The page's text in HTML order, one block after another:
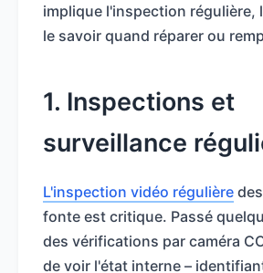
implique l'inspection régulière,
le savoir quand réparer ou
1. Inspections et
surveillance
L'inspection vidéo régulière
fonte est critique. Passé
des vérifications par caméra
de voir l'état interne –